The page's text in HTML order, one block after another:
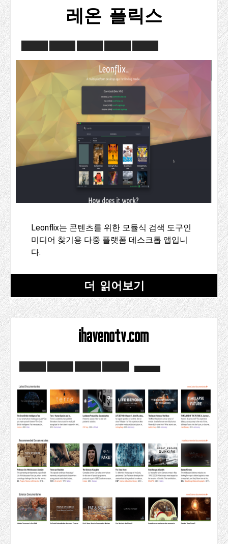
레온 플릭스
Leonflix는 콘텐츠를 위한 모듈식 검색 도구인
미디어 찾기용 다중 플랫폼 데스크톱 앱입니
다.
더 읽어보기
ihavenotv.com